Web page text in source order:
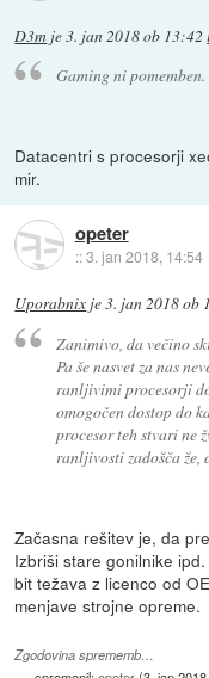
D3m je3. jan 2018 ob 13:42
Gaming ni
Datacentri s procesorji
mir.
opeter
::3. jan 2018, 14:54
Uporabnix je3. jan 2018 ob
Zanimivo, da večino
Pa še nasvet za nas
ranljivimi procesorji
omogočen dostop do
procesor teh stvari ne
ranljivosti zadošča že,
Začasna rešitev je, da
Izbriši stare gonilnike
bit težava z licenco od
menjave strojne opreme.
Zgodovina sprememb…